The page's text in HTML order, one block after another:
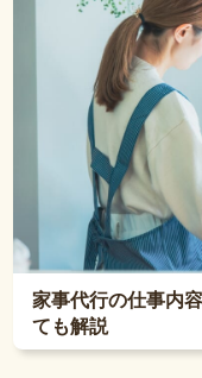
家事代行の仕事内
ても解説